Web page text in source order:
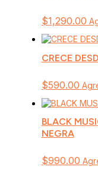
$1,290.00
CRECE
$590.00
BLACK
NEGRA
$990.00